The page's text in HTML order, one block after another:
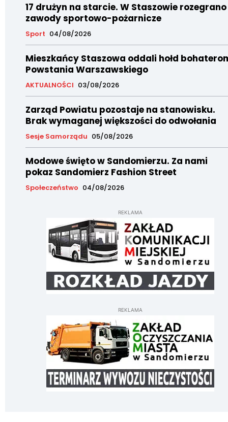
17 drużyn na starcie. W Staszowie rozegrano
zawody sportowo-pożarnicze
Sport 04/08/2026
Mieszkańcy Staszowa oddali hołd
Powstania Warszawskiego
AKTUALNOŚCI 03/08/2026
Zarząd Powiatu pozostaje na stanowisku.
Brak wymaganej większości do odwołania
Sesje Samorządu 05/08/2026
Modowe święto w Sandomierzu. Za nami
pokaz Sandomierz Fashion Street
Społeczeństwo 04/08/2026
REKLAMA
REKLAMA